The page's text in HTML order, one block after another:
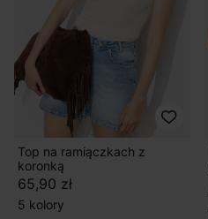
Top na ramiączkach z
koronką
65,90 zł
5 kolory